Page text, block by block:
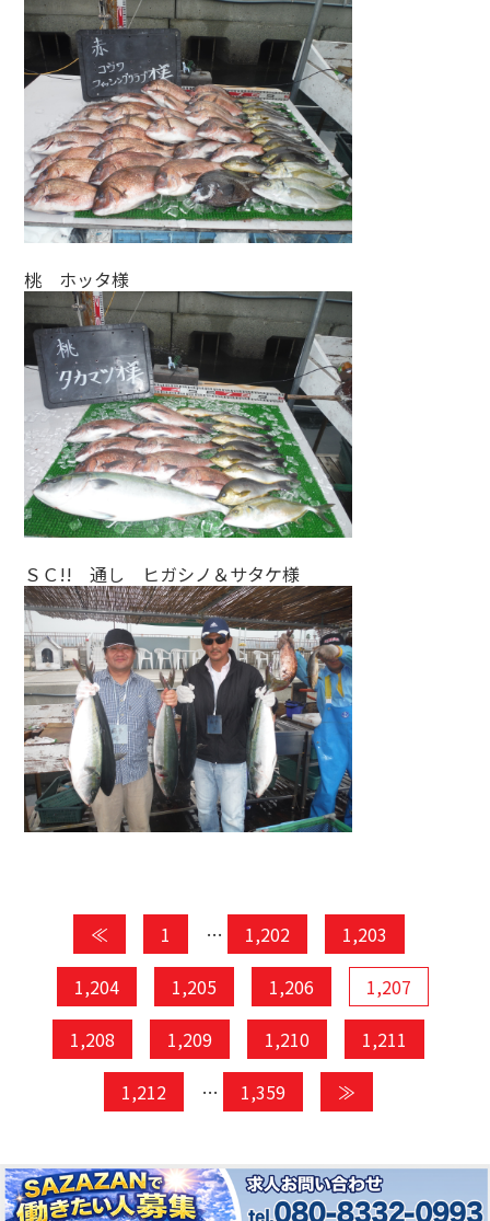
桃 ホッタ様
ＳＣ!! 通し ヒガシノ＆サタケ様
≪ 1 … 1,202
1,203
1,204
1,205 1,206
1,207
1,208
1,209 1,210
1,211
1,212
… 1,359 ≫